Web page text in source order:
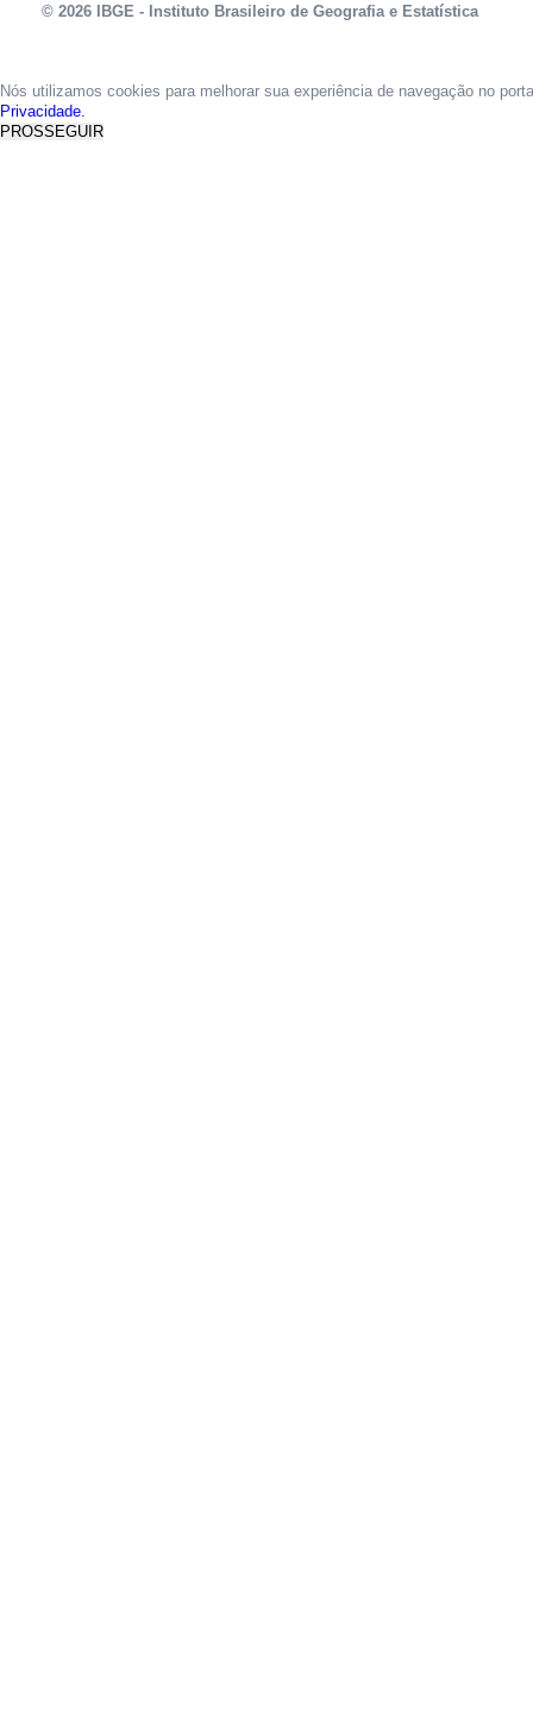
© 2026 IBGE - Instituto Brasileiro de Geografia e Estatística
Nós utilizamos cookies para melhorar sua experiência de navegação no
Privacidade.
PROSSEGUIR